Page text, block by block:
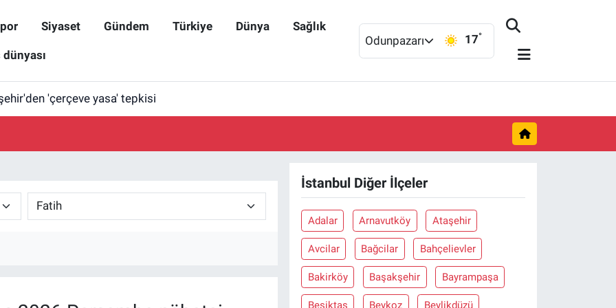
Siyaset Gündem Türkiye Dünya Sağlık
Odunpazarı 17°
'çerçeve yasa' tepkisi
İstanbul Diğer İlçeler
Adalar Arnavutköy Ataşehir
Avcilar Bağcilar Bahçelievler
Bakirköy Başakşehir Bayrampaşa
Beşiktaş Beykoz Beylikdüzü